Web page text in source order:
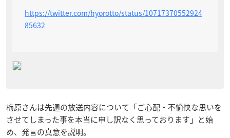
https://twitter.com/hyorotto/status/10717370552924
85632
梅原さんは先週の放送内容について「ご心配・不愉快な思いを
させてしまった事を本当に申し訳なく思っております」と始
め、発言の真意を説明。